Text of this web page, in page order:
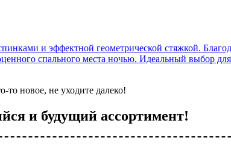
и эффектной геометрической стяжкой.
спального места ночью. Идеальный выбор
то новое, не уходите далеко!
и будущий ассортимент!